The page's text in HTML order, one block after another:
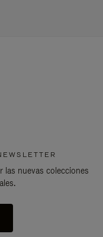
las nuevas colecciones